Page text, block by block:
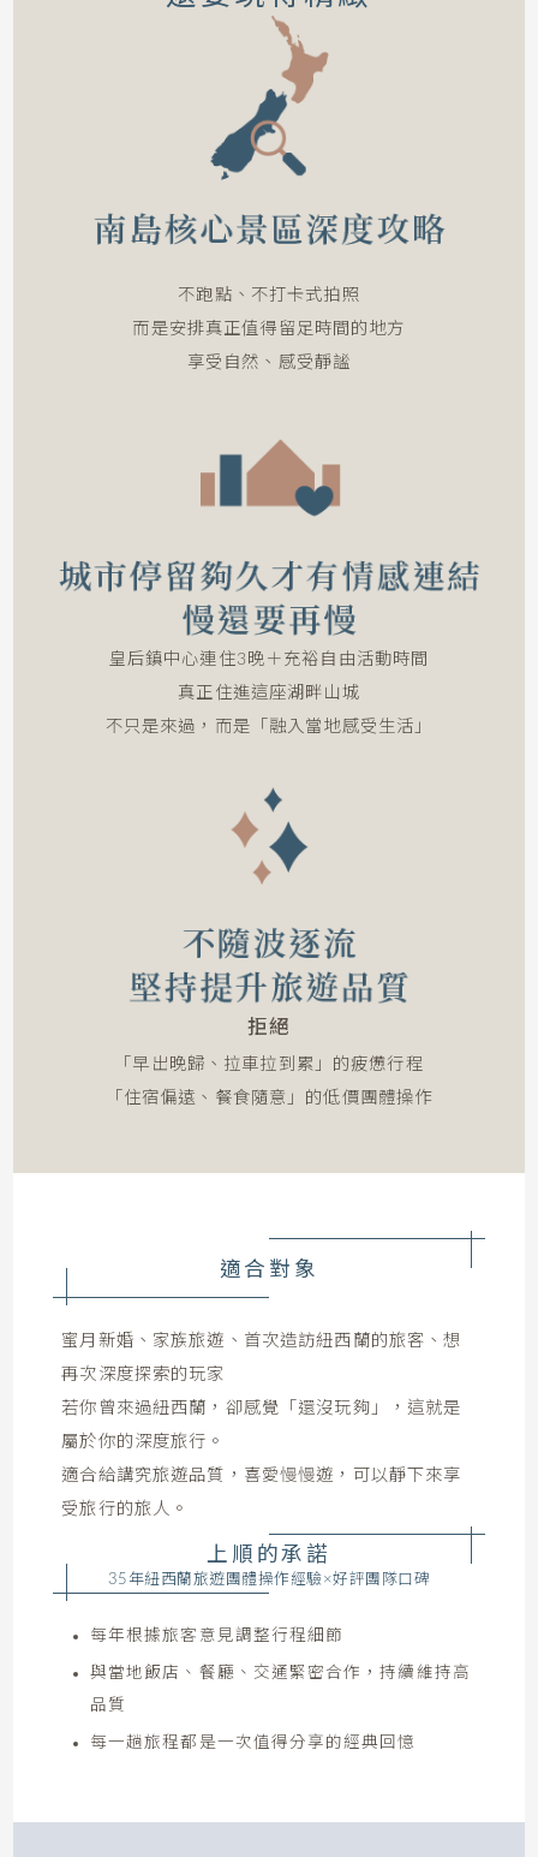
不跑點、不打卡式拍照
而是安排真正值得留足時間的地方
享受自然、感受靜謐
皇后鎮中心連住3晚＋充裕自由活動時間
真正住進這座湖畔山城
不只是來過，而是「融入當地感受生活」
拒絕
「早出晚歸、拉車拉到累」的疲憊行程
「住宿偏遠、餐食隨意」的低價團體操作
適合對象
蜜月新婚、家族旅遊、首次造訪紐西蘭的旅客、想
再次深度探索的玩家
若你曾來過紐西蘭，卻感覺「還沒玩夠」，這就是
屬於你的深度旅行。
適合給講究旅遊品質，喜愛慢慢遊，可以靜下來享
受旅行的旅人。
上順的承諾
35年紐西蘭旅遊團體操作經驗×好評團隊口碑
每年根據旅客意見調整行程細節
與當地飯店、餐廳、交通緊密合作，持續維持高
品質
每一趟旅程都是一次值得分享的經典回憶